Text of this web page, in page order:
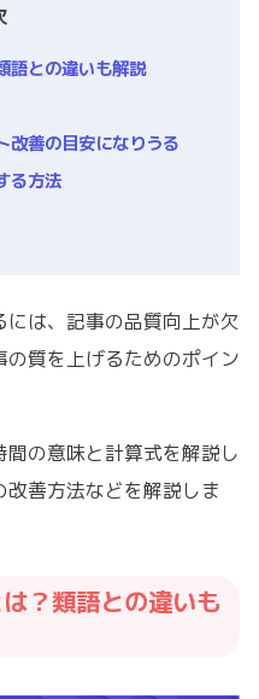
語との違いも解説
改善の目安になりうる
る方法
は、記事の品質向上が欠
質を上げるためのポイン
の意味と計算式を解説し
善方法などを解説しま
？類語との違いも